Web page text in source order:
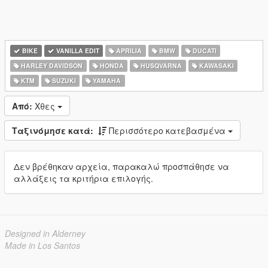
BIKE VANILLA EDIT APRILIA BMW
DUCATI
HARLEY DAVIDSON
HONDA HUSQVARNA
KAWASAKI
KTM
SUZUKI YAMAHA
Από: Χθες
Ταξινόμησε κατά: Περισσότερο κατεβασμένα
Δεν βρέθηκαν αρχεία, παρακαλώ προσπάθησε να
αλλάξεις τα κριτήρια επιλογής.
Designed in Alderney
Made in Los Santos